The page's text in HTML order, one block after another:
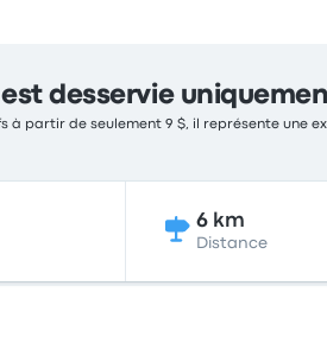
desservie
à partir de seulement 9 $, il représente une
6 km
Distance